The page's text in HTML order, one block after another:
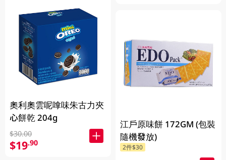
奧利奧雲呢嗱味朱古力夾
心餅乾 204g
$30.00
$19.90
江戶原味餅 172GM (包裝
隨機發放)
2件$30